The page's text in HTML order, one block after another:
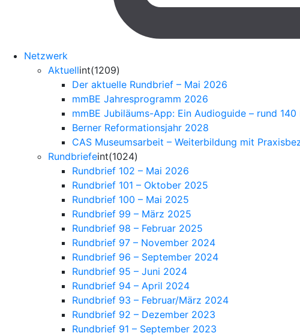
Netzwerk
Aktuellint(1209)
Der aktuelle Rundbrief – Mai 2026
mmBE Jahresprogramm 2026
mmBE Jubiläums-App: Ein Audioguide – rund 140
Berner Reformationsjahr 2028
CAS Museumsarbeit – Weiterbildung mit
Rundbriefeint(1024)
Rundbrief 102 – Mai 2026
Rundbrief 101 – Oktober 2025
Rundbrief 100 – Mai 2025
Rundbrief 99 – März 2025
Rundbrief 98 – Februar 2025
Rundbrief 97 – November 2024
Rundbrief 96 – September 2024
Rundbrief 95 – Juni 2024
Rundbrief 94 – April 2024
Rundbrief 93 – Februar/März 2024
Rundbrief 92 – Dezember 2023
Rundbrief 91 – September 2023